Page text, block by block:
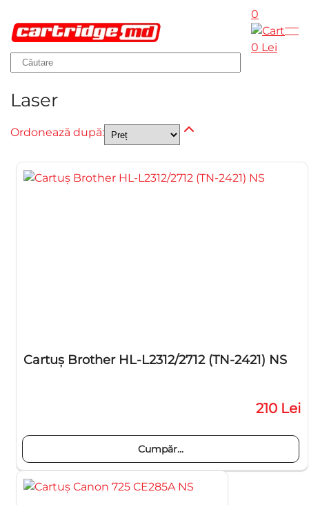
Skip to main content
0
0 Lei
Laser
Ordonează după:
Cartuş Brother HL-L2312/2712 (TN-2421) NS
210 Lei
Cumpăr...